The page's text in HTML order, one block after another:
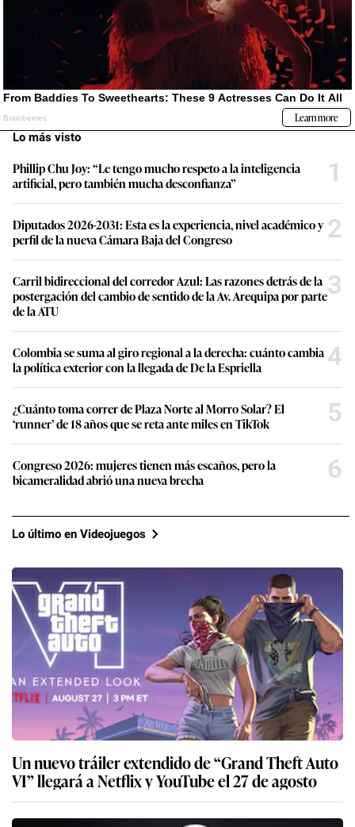
Lo más visto
Phillip Chu Joy: “Le tengo mucho respeto a la inteligencia
artificial, pero también mucha desconfianza”
1
Diputados 2026-2031: Esta es la experiencia, nivel académico y
perfil de la nueva Cámara Baja del Congreso
2
Carril bidireccional del corredor Azul: Las razones detrás de la
postergación del cambio de sentido de la Av. Arequipa por parte
de la ATU
3
Colombia se suma al giro regional a la derecha: cuánto cambia
la política exterior con la llegada de De la Espriella
4
¿Cuánto toma correr de Plaza Norte al Morro Solar? El
‘runner’ de 18 años que se reta ante miles en TikTok
5
Congreso 2026: mujeres tienen más escaños, pero la
bicameralidad abrió una nueva brecha
6
Lo último en Videojuegos
Un nuevo tráiler extendido de “Grand Theft Auto
VI” llegará a Netflix y YouTube el 27 de agosto